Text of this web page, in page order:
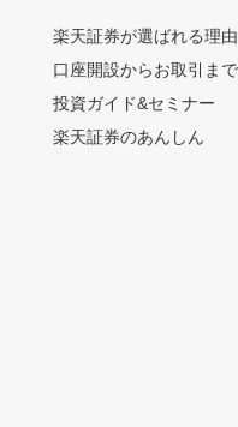
楽天証券が選ばれる理由
口座開設からお取引ま
投資ガイド&セミナー
楽天証券のあんしん